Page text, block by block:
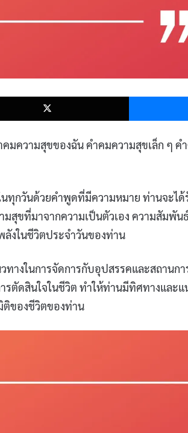
X
มความสุขของฉัน คําคมความสุขเล็ก ๆ คํ
กวันด้วยคำพูดที่มีความหมาย ท่านจะได้
มสุขที่มาจากความเป็นตัวเอง ความสัมพัน
งในชีวิตประจำวันของท่าน
างในการจัดการกับอุปสรรคและสถานก
รตัดสินใจในชีวิต ทำให้ท่านมีทิศทางและ
ติของชีวิตของท่าน